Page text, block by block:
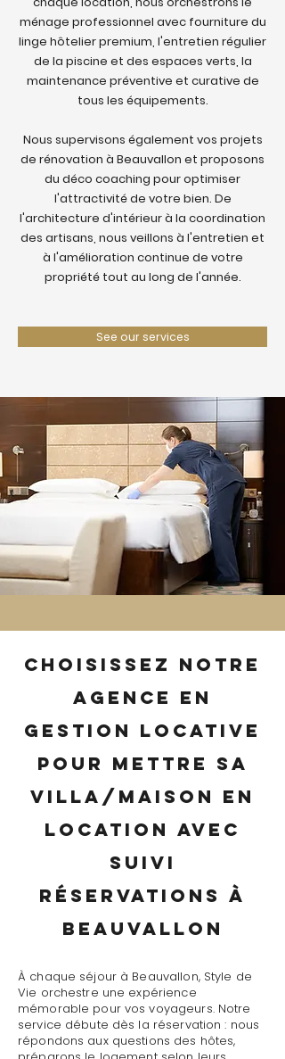
ménage professionnel avec fourniture du
linge hôtelier premium, l'entretien régulier
de la piscine et des espaces verts, la
maintenance préventive et curative de
tous les équipements.
Nous supervisons également vos projets
de rénovation à Beauvallon et proposons
du déco coaching pour optimiser
l'attractivité de votre bien. De
l'architecture d'intérieur à la coordination
des artisans, nous veillons à l'entretien et
à l'amélioration continue de votre
propriété tout au long de l'année.
See our services
Choisissez notre
agence en
gestion locative
pour mettre sa
villa/maison en
location avec
suivi
réservations à
Beauvallon
À chaque séjour à Beauvallon, Style de
Vie orchestre une expérience
mémorable pour vos voyageurs. Notre
service débute dès la réservation : nous
répondons aux questions des hôtes,